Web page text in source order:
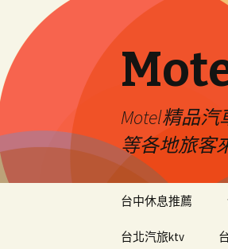
Motel精品
等各地旅客
台中休息推薦
台北汽旅ktv